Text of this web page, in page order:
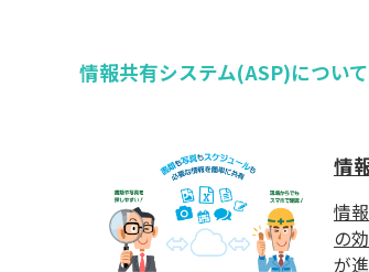
情報共有システム(ASP)について
情
情
の
が